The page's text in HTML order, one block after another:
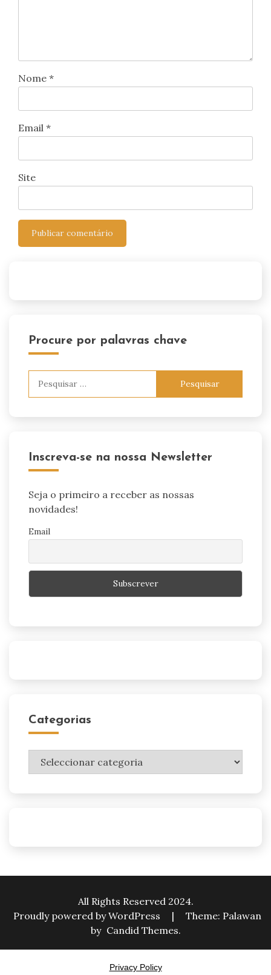
Nome *
Email *
Site
Procure por palavras chave
Inscreva-se na nossa Newsletter
Seja o primeiro a receber as nossas
novidades!
Email
Categorias
Categorias
All Rights Reserved 2024.
Proudly powered by WordPress
|
Theme: Palawan
by Candid Themes.
Privacy Policy